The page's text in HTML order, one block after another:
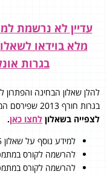
מלא בוידאו
בגרות
בגרות חורף 2013 שפירסם המפמ״ר למתמטיקה.
לצפייה בשאלון לחצו כאן.
למידע נוסף על שאלון 805 -
להרשמה לקורס
להרשמה לקורס